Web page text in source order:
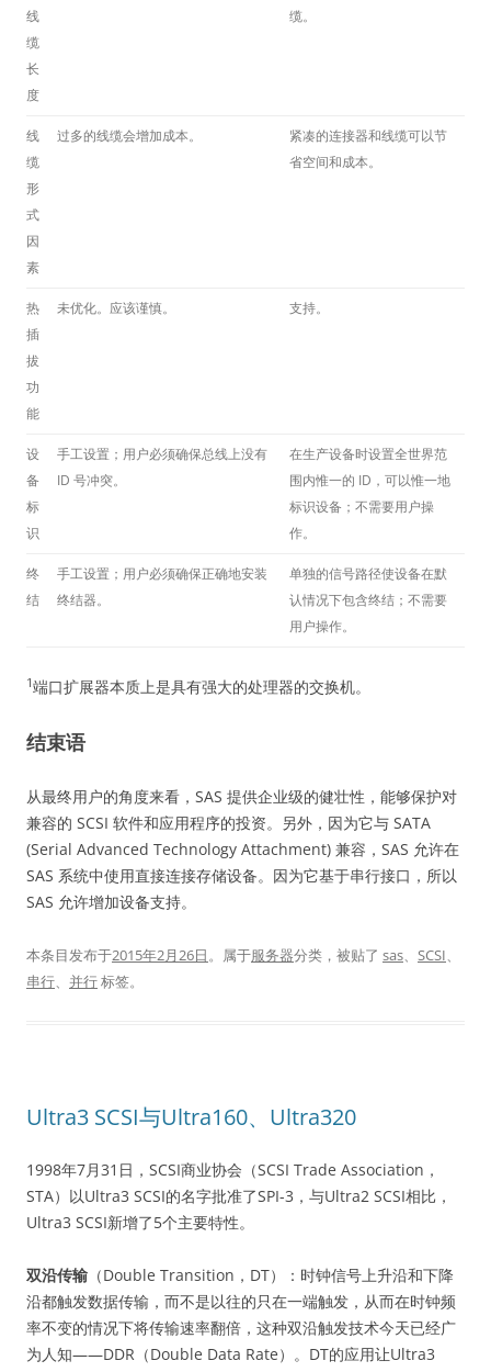
线
缆
长
度
缆。
线
缆
形
式
因
素
过多的线缆会增加成本。
紧凑的连接器和线缆可以节
省空间和成本。
热
插
拔
功
能
未优化。应该谨慎。 支持。
设
备
标
识
手工设置；用户必须确保总线上没有
ID 号冲突。
在生产设备时设置全世界范
围内惟一的 ID，可以惟一地
标识设备；不需要用户操
作。
终
结
手工设置；用户必须确保正确地安装
终结器。
单独的信号路径使设备在默
认情况下包含终结；不需要
用户操作。
1端口扩展器本质上是具有强大的处理器的交换机。
结束语
从最终用户的角度来看，SAS 提供企业级的健壮性，能够保护对
兼容的 SCSI 软件和应用程序的投资。另外，因为它与 SATA
(Serial Advanced Technology Attachment) 兼容，SAS 允许在
SAS 系统中使用直接连接存储设备。因为它基于串行接口，所以
SAS 允许增加设备支持。
本条目发布于2015年2月26日。属于服务器分类，被贴了 sas、 SCSI、
串行、 并行标签。
Ultra3 SCSI与Ultra160、Ultra320
1998年7月31日，SCSI商业协会（SCSI Trade Association，
STA）以Ultra3 SCSI的名字批准了SPI-3，与Ultra2 SCSI相比，
Ultra3 SCSI新增了5个主要特性。
双沿传输 （Double Transition，DT）：时钟信号上升沿和下降
沿都触发数据传输，而不是以往的只在一端触发，从而在时钟频
率不变的情况下将传输速率翻倍，这种双沿触发技术今天已经广
为人知——DDR（Double Data Rate）。DT的应用让Ultra3